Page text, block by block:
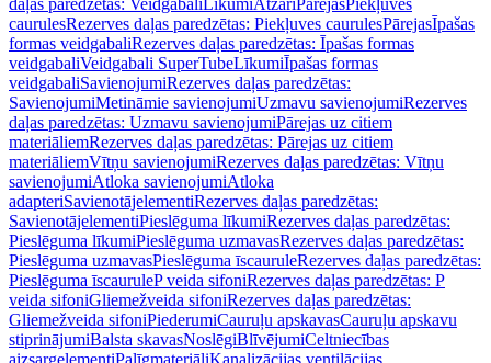
daļas paredzētas: Veidgabali LīkumiAtzari PārejasPiekļuves
caurulesRezerves daļas paredzētas: Piekļuves caurulesPārejasĪpašas
formas veidgabaliRezerves daļas paredzētas: Īpašas formas
veidgabaliVeidgabali SuperTubeLīkumiĪpašas formas
veidgabaliSavienojumiRezerves daļas paredzētas:
SavienojumiMetināmie savienojumiUzmavu savienojumiRezerves
daļas paredzētas: Uzmavu savienojumiPārejas uz citiem
materiāliemRezerves daļas paredzētas: Pārejas uz citiem
materiāliemVītņu savienojumiRezerves daļas paredzētas: Vītņu
savienojumiAtloka savienojumiAtloka
adapteriSavienotājelementiRezerves daļas paredzētas:
SavienotājelementiPieslēguma līkumiRezerves daļas paredzētas:
Pieslēguma līkumiPieslēguma uzmavasRezerves daļas paredzētas:
Pieslēguma uzmavasPieslēguma īscauruleRezerves daļas paredzētas:
Pieslēguma īscauruleP veida sifoniRezerves daļas paredzētas: P
veida sifoniGliemežveida sifoniRezerves daļas paredzētas:
Gliemežveida sifoniPiederumiCauruļu apskavasCauruļu apskavu
stiprinājumiBalsta skavasNoslēgiBlīvējumiCeltniecības
aizsargelementiPalīgmateriāliKanalizācijas ventilācijas